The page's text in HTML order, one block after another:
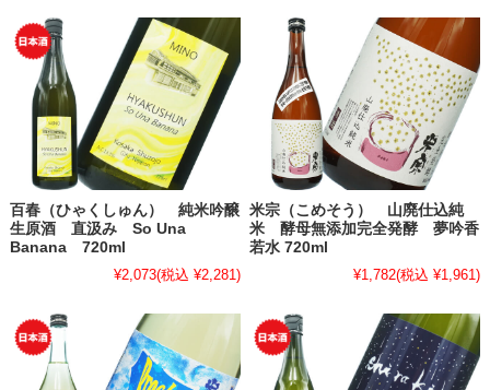
百春（ひゃくしゅん） 純米吟醸
生原酒 直汲み So Una
Banana 720ml
¥2,073(税込 ¥2,281)
米宗（こめそう） 山廃仕込純
米 酵母無添加完全発酵 夢吟香
若水 720ml
¥1,782(税込 ¥1,961)